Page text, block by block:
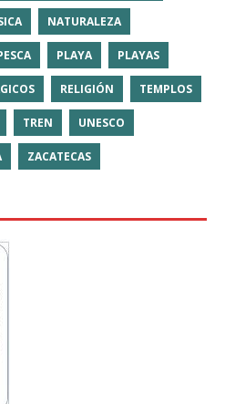
NATURALEZA
PLAYA PLAYAS
RELIGIÓN TEMPLOS
TREN UNESCO
ZACATECAS